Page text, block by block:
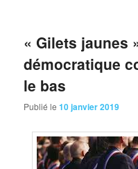
« Gilets jaunes
démocratique
le bas
Publié le10 janvier 2019